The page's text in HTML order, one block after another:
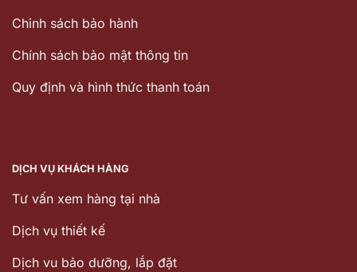
Chinh sách bảo hành
Chính sách bảo mật thông tin
Quy định và hình thức thanh toán
DỊCH VỤ KHÁCH HÀNG
Tư vấn xem hàng tại nhà
Dịch vụ thiết kế
Dịch vu bảo dưỡng, lắp đặt